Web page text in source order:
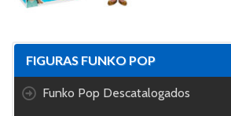
FIGURAS FUNKO POP
Funko Pop Descatalogados